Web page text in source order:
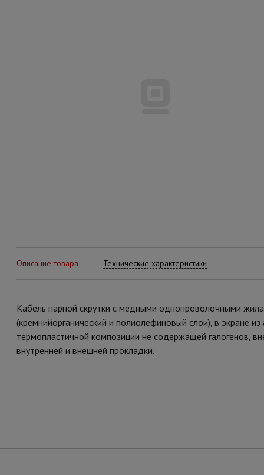
Описание товара Технические характеристики
Кабель парной скрутки с медными однопроволочными
(кремнийорганический и полиолефиновый слои), в экране
термопластичной композиции не содержащей галогенов,
внутренней и внешней прокладки.